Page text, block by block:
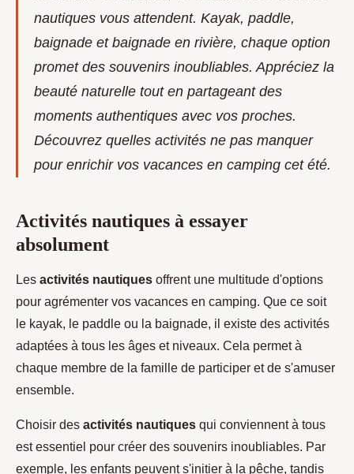
nautiques vous attendent. Kayak, paddle,
baignade et baignade en rivière, chaque option
promet des souvenirs inoubliables. Appréciez la
beauté naturelle tout en partageant des
moments authentiques avec vos proches.
Découvrez quelles activités ne pas manquer
pour enrichir vos vacances en camping cet été.
Activités nautiques à essayer
absolument
Les activités nautiques offrent une multitude d'options
pour agrémenter vos vacances en camping. Que ce soit
le kayak, le paddle ou la baignade, il existe des activités
adaptées à tous les âges et niveaux. Cela permet à
chaque membre de la famille de participer et de s'amuser
ensemble.
Choisir des activités nautiques qui conviennent à tous
est essentiel pour créer des souvenirs inoubliables. Par
exemple, les enfants peuvent s'initier à la pêche, tandis